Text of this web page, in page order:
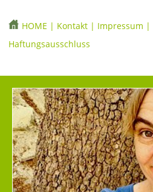
HOME | Kontakt | Impressum |
Haftungsausschluss